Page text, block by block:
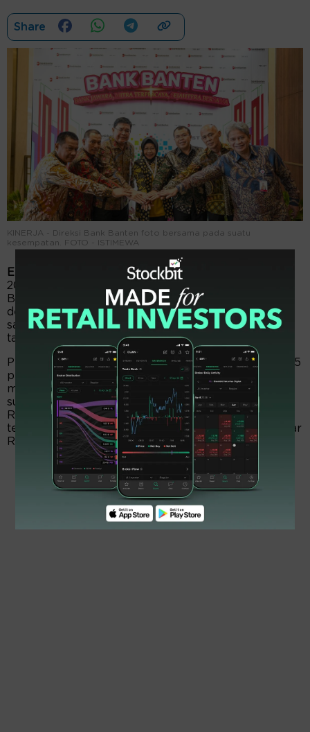
Share
KINERJA - Direksi Bank Banten foto bersama pada suatu
kesempatan. FOTO - ISTIMEWA
EmitenNews.com -
Bank Banten (BEKS) sepanjang
2023 sukses mentabulasi laba bersih Rp26,59 miliar.
Berbalik melejit 111 persen dari episode sama 2022
dengan torehan rugi Rp239,28 miliar. So, laba per
saham berbalik menjadi Rp0,51 dari periode sama
tahun sebelumnya minus Rp4,61.
Pendapatan bunga bersih Rp196,27 miliar, melesat 25
persen dari posisi sama 2022 sejumlah Rp156,30
miliar. Itu dari pendapatan bunga Rp452,75 miliar,
susut 1,67 persen dari edisi sama tahun sebelumnya
Rp460,46 miliar. Beban bunga Rp256,48 miliar,
terpangkas 15,67 persen dari fase sama 2022 sebesar
Rp304,16 miliar.